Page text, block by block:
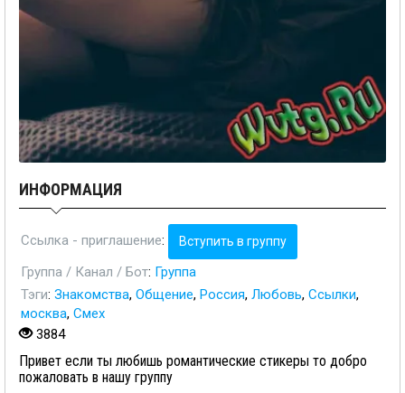
ИНФОРМАЦИЯ
Ссылка - приглашение: Вступить в группу
Группа / Канал / Бот: Группа
Тэги: Знакомства, Общение, Россия, Любовь, Ссылки,
москва, Смех
3884
Привет если ты любишь романтические стикеры то добро
пожаловать в нашу группу